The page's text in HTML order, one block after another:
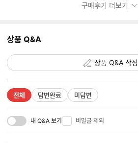
구매후기 더보기
상품 Q&A
상품 Q&A 작성
전체 답변완료 미답변
내 Q&A 보기 비밀글 제외